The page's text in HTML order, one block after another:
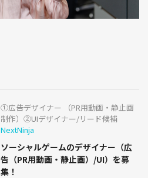
①広告デザイナー （PR用動画・静止画
制作）②UIデザイナー/リード候補
NextNinja
ソーシャルゲームのデザイナー（広
告（PR用動画・静止画）/UI）を募
集！